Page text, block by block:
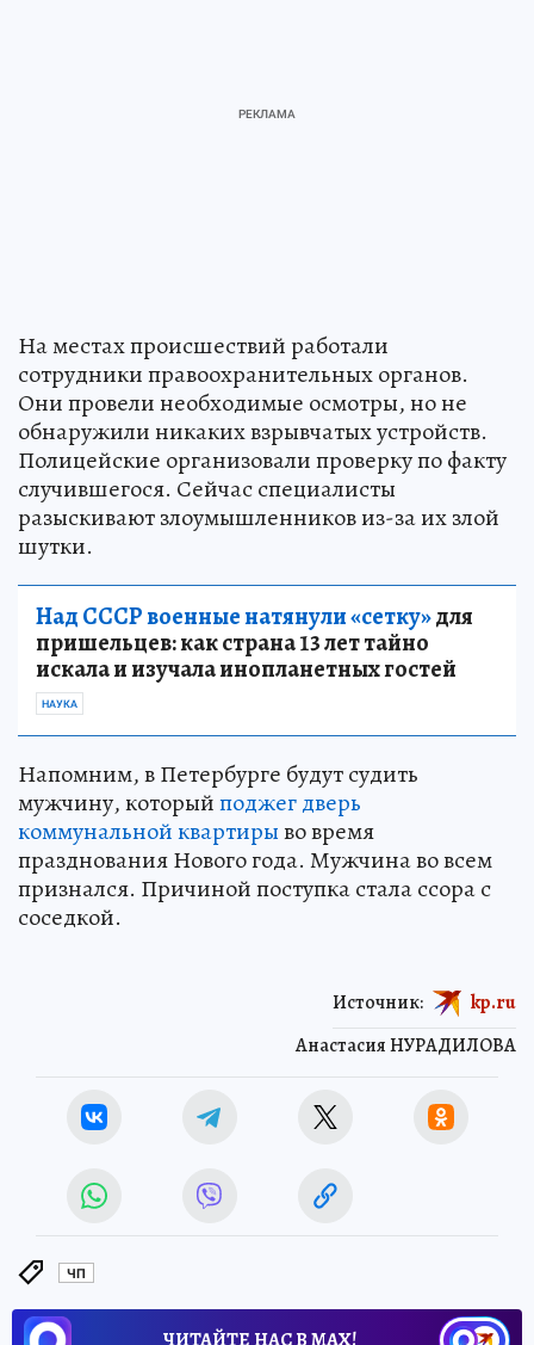
На местах происшествий работали
сотрудники правоохранительных органов.
Они провели необходимые осмотры, но не
обнаружили никаких взрывчатых устройств.
Полицейские организовали проверку по факту
случившегося. Сейчас специалисты
разыскивают злоумышленников из-за их злой
шутки.
Над СССР военные натянули «сетку»для
пришельцев: как страна 13 лет тайно
искала и изучала инопланетных гостей
НАУКА
Напомним, в Петербурге будут судить
мужчину, которыйподжег дверь
коммунальной квартирыво время
празднования Нового года. Мужчина во всем
признался. Причиной поступка стала ссора с
соседкой.
Анастасия НУРАДИЛОВА
Источник: kp.ru
ЧП